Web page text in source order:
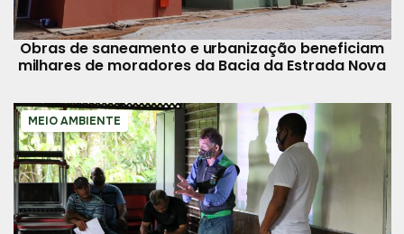
Obras de saneamento e urbanização beneficiam
milhares de moradores da Bacia da Estrada Nova
MEIO AMBIENTE